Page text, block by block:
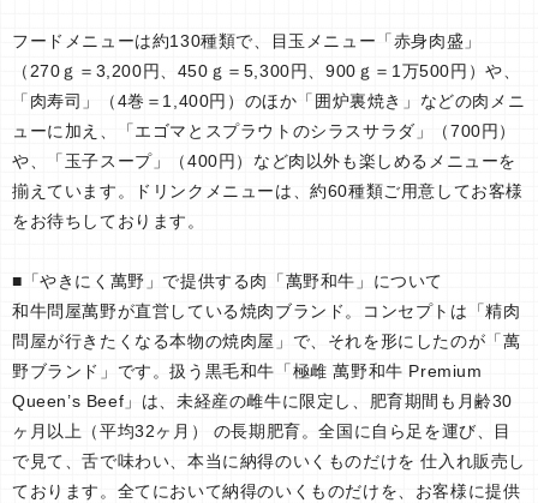
フードメニューは約130種類で、目玉メニュー「赤身肉盛」
（270ｇ＝3,200円、450ｇ＝5,300円、900ｇ＝1万500円）や、
「肉寿司」（4巻＝1,400円）のほか「囲炉裏焼き」などの肉メニ
ューに加え、「エゴマとスプラウトのシラスサラダ」（700円）
や、「玉子スープ」（400円）など肉以外も楽しめるメニューを
揃えています。ドリンクメニューは、約60種類ご用意してお客様
をお待ちしております。
■「やきにく萬野」で提供する肉「萬野和牛」について
和牛問屋萬野が直営している焼肉ブランド。コンセプトは「精肉
問屋が行きたくなる本物の焼肉屋」で、それを形にしたのが「萬
野ブランド」です。扱う黒毛和牛「極雌 萬野和牛 Premium
Queen’s Beef」は、未経産の雌牛に限定し、肥育期間も月齢30
ヶ月以上（平均32ヶ月） の長期肥育。全国に自ら足を運び、目
で見て、舌で味わい、本当に納得のいくものだけを 仕入れ販売し
ております。全てにおいて納得のいくものだけを、お客様に提供